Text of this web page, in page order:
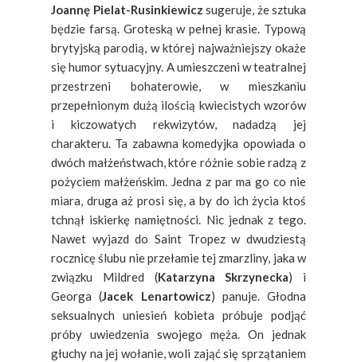
Joannę Pielat-Rusinkiewicz sugeruje, że sztuka
będzie farsą. Groteską w pełnej krasie. Typową
brytyjską parodią, w której najważniejszy okaże
się humor sytuacyjny. A umieszczeni w teatralnej
przestrzeni bohaterowie, w mieszkaniu
przepełnionym dużą ilością kwiecistych wzorów
i kiczowatych rekwizytów, nadadzą jej
charakteru. Ta zabawna komedyjka opowiada o
dwóch małżeństwach, które różnie sobie radzą z
pożyciem małżeńskim. Jedna z par ma go co nie
miara, druga aż prosi się, a by do ich życia ktoś
tchnął iskierkę namiętności. Nic jednak z tego.
Nawet wyjazd do Saint Tropez w dwudziestą
rocznicę ślubu nie przełamie tej zmarzliny, jaka w
związku Mildred (Katarzyna Skrzynecka) i
Georga (Jacek Lenartowicz) panuje. Głodna
seksualnych uniesień kobieta próbuje podjąć
próby uwiedzenia swojego męża. On jednak
głuchy na jej wołanie, woli zająć się sprzątaniem